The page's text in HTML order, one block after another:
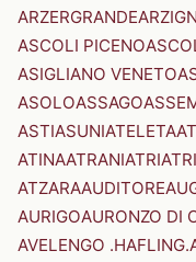
ARZERGRANDE
ASCOLI PICENO
ASIGLIANO VENETO
ASOLOASSAGO
ASTIASUNIATELETA
ATINAATRANIATRI
ATZARAAUDITORE
AURIGOAURONZO DI
AVELENGO .HAFLING.